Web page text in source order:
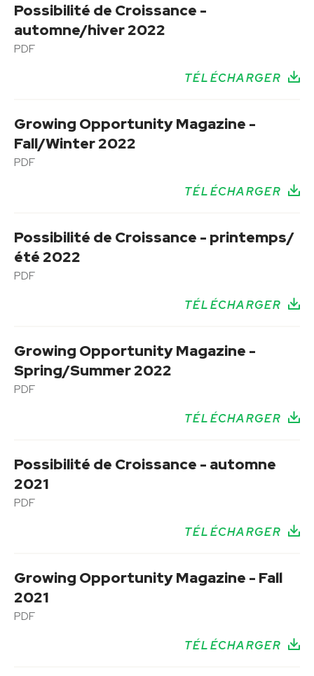
Possibilité de Croissance -
automne/hiver 2022
PDF
TÉLÉCHARGER
Growing Opportunity Magazine -
Fall/Winter 2022
PDF
TÉLÉCHARGER
Possibilité de Croissance - printemps/
été 2022
PDF
TÉLÉCHARGER
Growing Opportunity Magazine -
Spring/Summer 2022
PDF
TÉLÉCHARGER
Possibilité de Croissance - automne
2021
PDF
TÉLÉCHARGER
Growing Opportunity Magazine - Fall
2021
PDF
TÉLÉCHARGER